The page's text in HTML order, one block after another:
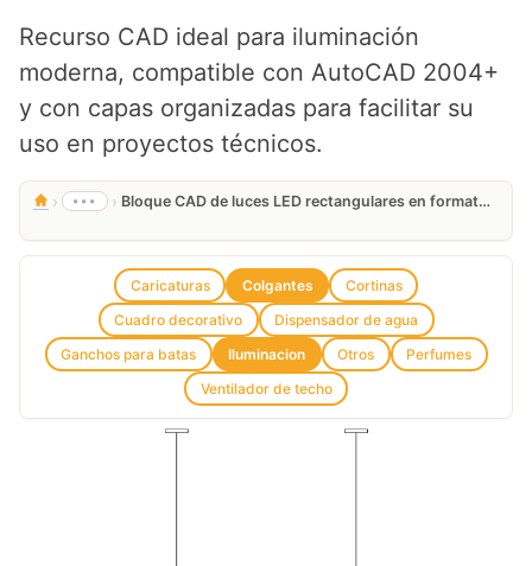
Recurso CAD ideal para iluminación
moderna, compatible con AutoCAD 2004+
y con capas organizadas para facilitar su
uso en proyectos técnicos.
› ••• › Bloque CAD de luces LED rectangulares en formato DWG gratis
Caricaturas Colgantes
Cortinas
Cuadro decorativo
Dispensador de agua
Ganchos para batas
Iluminacion Otros
Perfumes
Ventilador de techo